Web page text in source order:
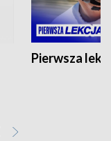
Pierwsza